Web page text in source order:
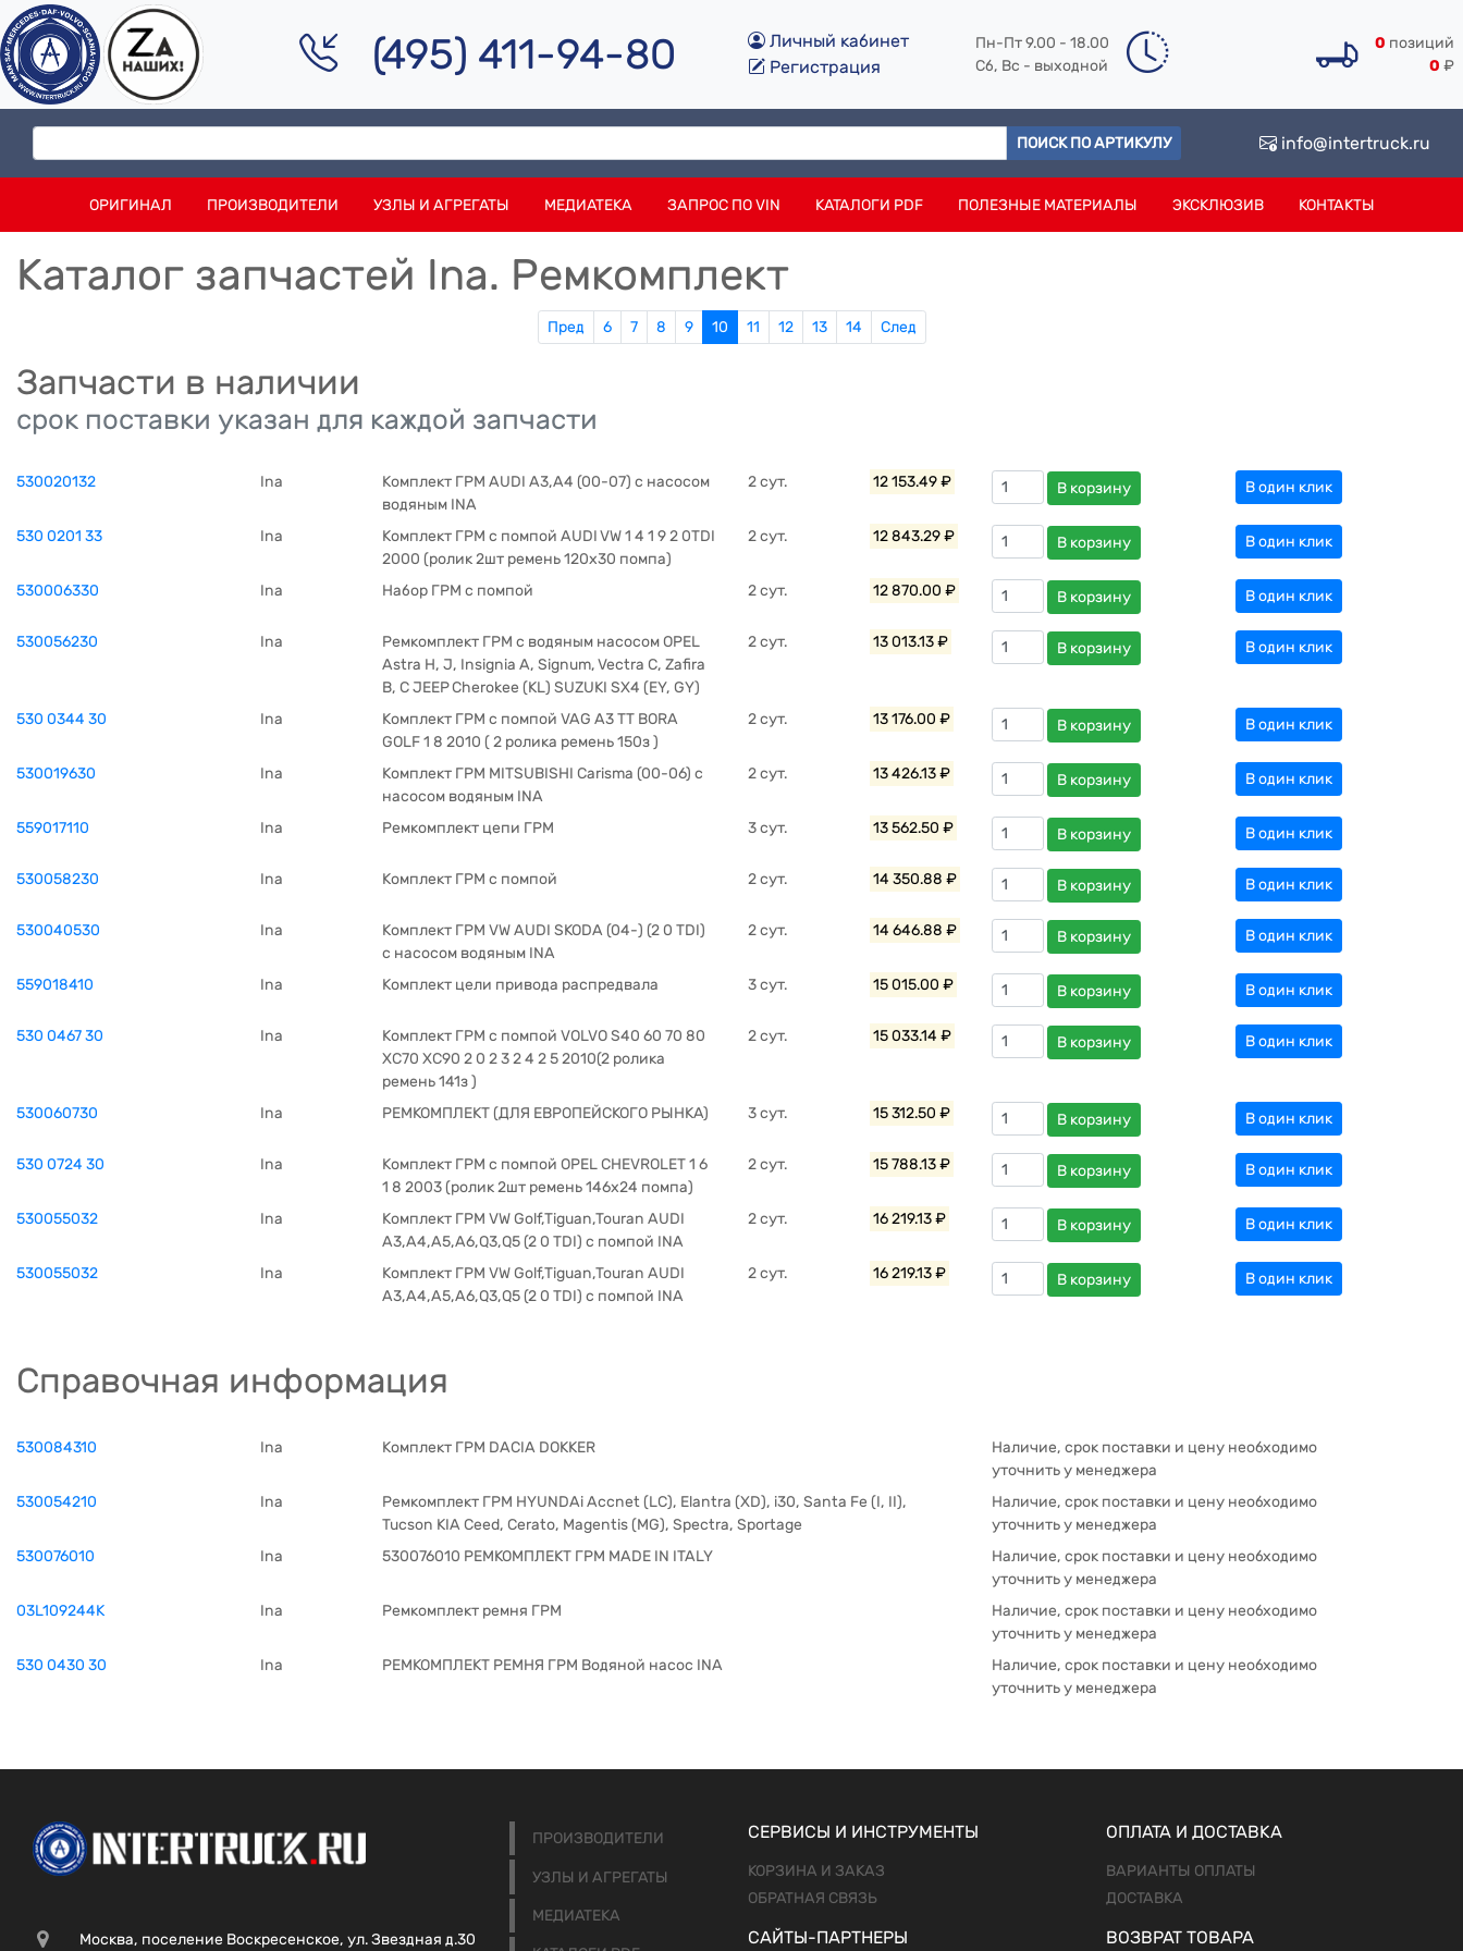
(495) 411-94-80
Личный кабинет
Регистрация
Пн-Пт 9.00 - 18.00
Сб, Вс - выходной
0 позиций
0 ₽
ПОИСК ПО АРТИКУЛУ info@intertruck.ru
ОРИГИНАЛ ПРОИЗВОДИТЕЛИ УЗЛЫ И АГРЕГАТЫ МЕДИАТЕКА ЗАПРОС ПО VIN КАТАЛОГИ PDF ПОЛЕЗНЫЕ МАТЕРИАЛЫ ЭКСКЛЮЗИВ КОНТАКТЫ
Каталог запчастей Ina. Ремкомплект
Пред 6 7 8 9 10 11 12 13 14 След
Запчасти в наличии
срок поставки указан для каждой запчасти
530020132 Ina
Комплект ГРМ AUDI A3,A4 (00-07) с насосом
водяным INA
2 сут. 12 153.49 ₽ В корзину В один клик
530 0201 33 Ina
Комплект ГРМ с помпой AUDI VW 1 4 1 9 2 0TDI
2000 (ролик 2шт ремень 120x30 помпа)
2 сут. 12 843.29 ₽ В корзину В один клик
530006330 Ina Набор ГРМ с помпой 2 сут. 12 870.00 ₽ В корзину В один клик
530056230 Ina
Ремкомплект ГРМ с водяным насосом OPEL
Astra H, J, Insignia A, Signum, Vectra C, Zafira
B, C JEEP Cherokee (KL) SUZUKI SX4 (EY, GY)
2 сут. 13 013.13 ₽ В корзину В один клик
530 0344 30 Ina
Комплект ГРМ с помпой VAG A3 TT BORA
GOLF 1 8 2010 ( 2 ролика ремень 150з )
2 сут. 13 176.00 ₽ В корзину В один клик
530019630 Ina
Комплект ГРМ MITSUBISHI Carisma (00-06) с
насосом водяным INA
2 сут. 13 426.13 ₽ В корзину В один клик
559017110 Ina Ремкомплект цепи ГРМ 3 сут. 13 562.50 ₽ В корзину В один клик
530058230 Ina Комплект ГРМ с помпой 2 сут. 14 350.88 ₽ В корзину В один клик
530040530 Ina
Комплект ГРМ VW AUDI SKODA (04-) (2 0 TDI)
с насосом водяным INA
2 сут. 14 646.88 ₽ В корзину В один клик
559018410 Ina Комплект цели привода распредвала 3 сут. 15 015.00 ₽ В корзину В один клик
530 0467 30 Ina
Комплект ГРМ с помпой VOLVO S40 60 70 80
XC70 XC90 2 0 2 3 2 4 2 5 2010(2 ролика
ремень 141з )
2 сут. 15 033.14 ₽ В корзину В один клик
530060730 Ina РЕМКОМПЛЕКТ (ДЛЯ ЕВРОПЕЙСКОГО РЫНКА) 3 сут. 15 312.50 ₽ В корзину В один клик
530 0724 30 Ina
Комплект ГРМ с помпой OPEL CHEVROLET 1 6
1 8 2003 (ролик 2шт ремень 146x24 помпа)
2 сут. 15 788.13 ₽ В корзину В один клик
530055032 Ina
Комплект ГРМ VW Golf,Tiguan,Touran AUDI
A3,A4,A5,A6,Q3,Q5 (2 0 TDI) с помпой INA
2 сут. 16 219.13 ₽ В корзину В один клик
530055032 Ina
Комплект ГРМ VW Golf,Tiguan,Touran AUDI
A3,A4,A5,A6,Q3,Q5 (2 0 TDI) с помпой INA
2 сут. 16 219.13 ₽ В корзину В один клик
Справочная информация
530084310 Ina Комплект ГРМ DACIA DOKKER
Наличие, срок поставки и цену необходимо
уточнить у менеджера
530054210
Ina
Ремкомплект ГРМ HYUNDAi Accnet (LC), Elantra (XD), i30, Santa Fe (I, II),
Tucson KIA Ceed, Cerato, Magentis (MG), Spectra, Sportage
Наличие, срок поставки и цену необходимо
уточнить у менеджера
530076010
Ina 530076010 РЕМКОМПЛЕКТ ГРМ MADE IN ITALY
Наличие, срок поставки и цену необходимо
уточнить у менеджера
03L109244K
Ina Ремкомплект ремня ГРМ
Наличие, срок поставки и цену необходимо
уточнить у менеджера
530 0430 30
Ina РЕМКОМПЛЕКТ РЕМНЯ ГРМ Водяной насос INA
Наличие, срок поставки и цену необходимо
уточнить у менеджера
Москва, поселение Воскресенское, ул. Звездная д.30
ПРОИЗВОДИТЕЛИ
УЗЛЫ И АГРЕГАТЫ
МЕДИАТЕКА
СЕРВИСЫ И ИНСТРУМЕНТЫ
КОРЗИНА И ЗАКАЗ
ОБРАТНАЯ СВЯЗЬ
САЙТЫ-ПАРТНЕРЫ
ОПЛАТА И ДОСТАВКА
ВАРИАНТЫ ОПЛАТЫ
ДОСТАВКА
ВОЗВРАТ ТОВАРА